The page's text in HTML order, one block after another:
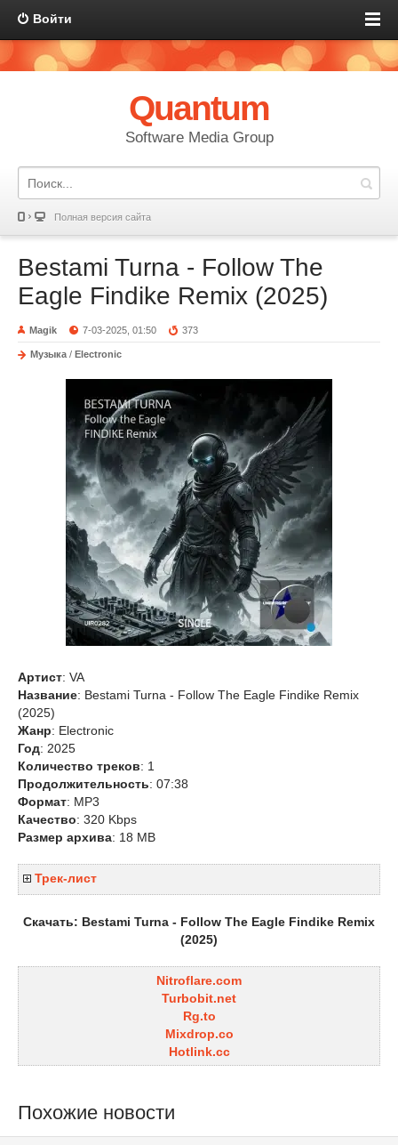
Войти
Quantum
Software Media Group
Полная версия сайта
Bestami Turna - Follow The
Eagle Findike Remix (2025)
Magik 7-03-2025, 01:50 373
Музыка / Electronic
Артист: VA
Название: Bestami Turna - Follow The Eagle Findike Remix
(2025)
Жанр: Electronic
Год: 2025
Количество треков: 1
Продолжительность: 07:38
Формат: MP3
Качество: 320 Kbps
Размер архива: 18 MB
Трек-лист
Скачать: Bestami Turna - Follow The Eagle Findike Remix
(2025)
Nitroflare.com
Turbobit.net
Rg.to
Mixdrop.co
Hotlink.cc
Похожие новости